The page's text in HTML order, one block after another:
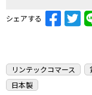
シェアする
リンテックコマース
日本製